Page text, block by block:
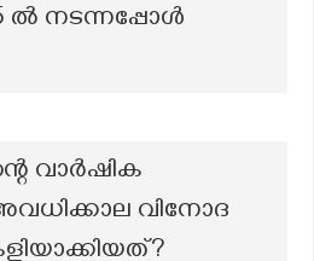
നടന്നപ്പോൾ
വാർഷിക
വിനോദ